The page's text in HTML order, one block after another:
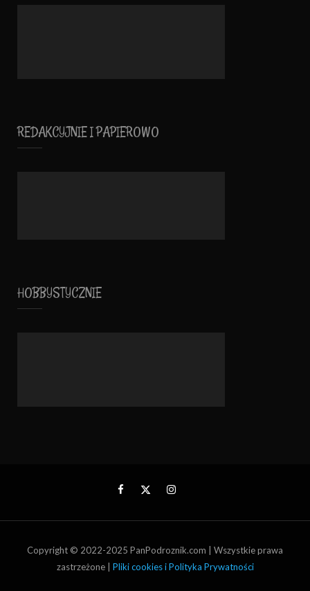
REDAKCYJNIE I PAPIEROWO
HOBBYSTYCZNIE
Copyright © 2022-2025 PanPodroznik.com | Wszystkie prawa
zastrzeżone | Pliki cookies i Polityka Prywatności